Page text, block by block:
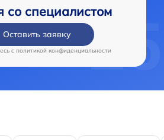
со специалистом
Оставить заявку
c политикой конфиденциальности